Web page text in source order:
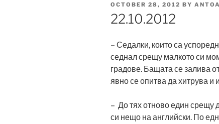
POSTED
ON
OCTOBER 28, 2012 BY
22.10.2012
– Седалки, които са
седнал срещу малкото си
градове. Бащата се залива
явно се опитва да хитрува и
– До тях отново един срещу
си нещо на английски. По